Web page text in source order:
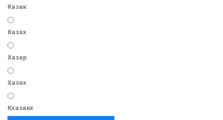
Казак
Казах
Хазар
Хазах
Кхазакх